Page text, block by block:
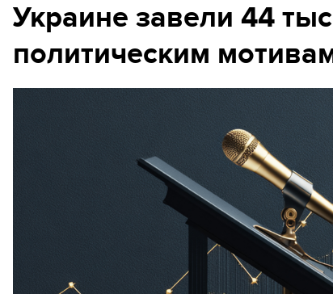
Спорт
Украине завели 44
политическим